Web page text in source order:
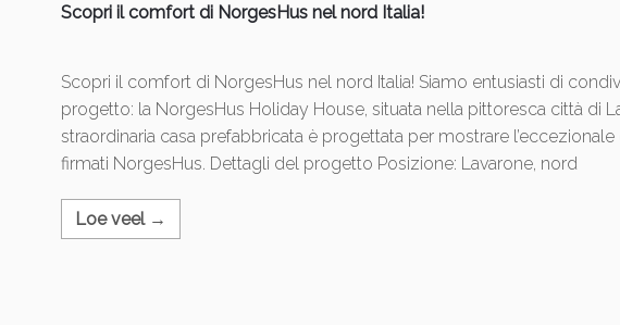
Scopri il comfort di NorgesHus nel nord Italia!
Scopri il comfort di NorgesHus nel nord Italia! Siamo entusiasti di
progetto: la NorgesHus Holiday House, situata nella pittoresca città di
straordinaria casa prefabbricata è progettata per mostrare
firmati NorgesHus. Dettagli del progetto Posizione: Lavarone, nord
Loe veel →